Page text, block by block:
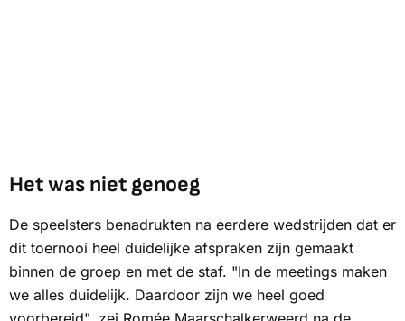
Het was niet genoeg
De speelsters benadrukten na eerdere wedstrijden dat er
dit toernooi heel duidelijke afspraken zijn gemaakt
binnen de groep en met de staf. "In de meetings maken
we alles duidelijk. Daardoor zijn we heel goed